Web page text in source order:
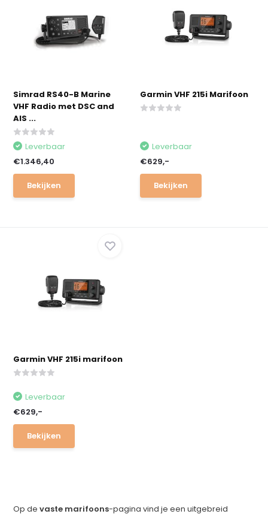
Simrad RS40-B Marine
VHF Radio met DSC and
AIS ...
Leverbaar
€1.346,40
Bekijken
Garmin VHF 215i Marifoon
Leverbaar
€629,-
Bekijken
Garmin VHF 215i marifoon
Leverbaar
€629,-
Bekijken
Op devaste marifoons-pagina vind je een uitgebreid